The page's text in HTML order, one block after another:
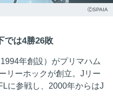
ⒸSPAIA
では4勝26敗
年創設）がプリマハム
リーホックが創立。Jリー
に参戦し、2000年からはJ